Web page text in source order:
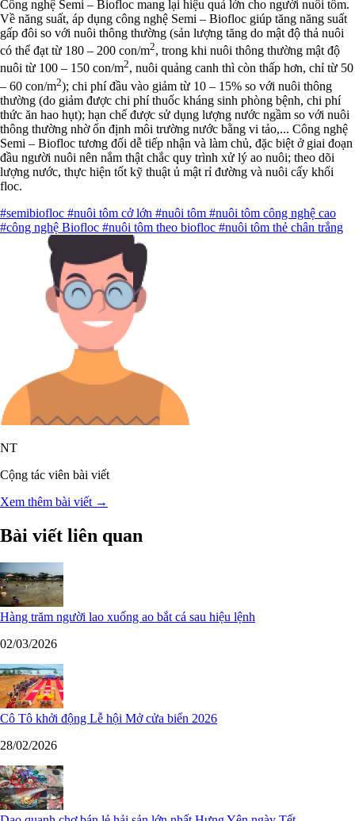
Công nghệ Semi – Biofloc mang lại hiệu quả lớn cho người nuôi tôm.
Về năng suất, áp dụng công nghệ Semi – Biofloc giúp tăng năng suất
gấp đôi so với nuôi thông thường (sản lượng tăng do mật độ thả nuôi
có thể đạt từ 180 – 200 con/m2, trong khi nuôi thông thường mật độ
nuôi từ 100 – 150 con/m2, nuôi quảng canh thì còn thấp hơn, chỉ từ 50
– 60 con/m2); chi phí đầu vào giảm từ 10 – 15% so với nuôi thông
thường (do giảm được chi phí thuốc kháng sinh phòng bệnh, chi phí
thức ăn hao hụt); hạn chế được sử dụng lượng nước ngầm so với nuôi
thông thường nhờ ổn định môi trường nước bằng vi tảo,... Công nghệ
Semi – Biofloc tương đối dễ tiếp nhận và làm chủ, đặc biệt ở giai đoạn
đầu người nuôi nên nắm thật chắc quy trình xử lý ao nuôi; theo dõi
lượng nước, thực hiện tốt kỹ thuật ủ mật rỉ đường và nuôi cấy khối
floc.
#semibiofloc #nuôi tôm cở lớn #nuôi tôm #nuôi tôm công nghệ cao
#công nghệ Biofloc #nuôi tôm theo biofloc #nuôi tôm thẻ chân trắng
NT
Cộng tác viên bài viết
Xem thêm bài viết →
Bài viết liên quan
Hàng trăm người lao xuống ao bắt cá sau hiệu lệnh
02/03/2026
Cô Tô khởi động Lễ hội Mở cửa biển 2026
28/02/2026